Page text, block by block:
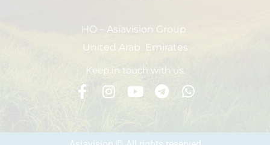
HO – Asiavision Group
United Arab Emirates
Keep in touch with us.